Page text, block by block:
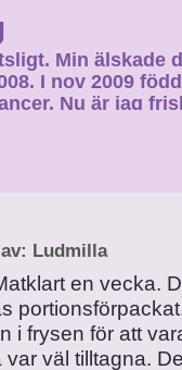
Min älskade
I nov 2009
Nu är jag
Ludmilla
en vecka.
i frysen för att
väl tilltagna.